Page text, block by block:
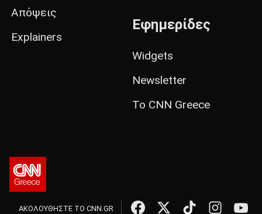
Απόψεις
Explainers
Εφημερίδες
Widgets
Newsletter
Το CNN Greece
ΑΚΟΛΟΥΘΗΣΤΕ ΤΟ CNN.GR